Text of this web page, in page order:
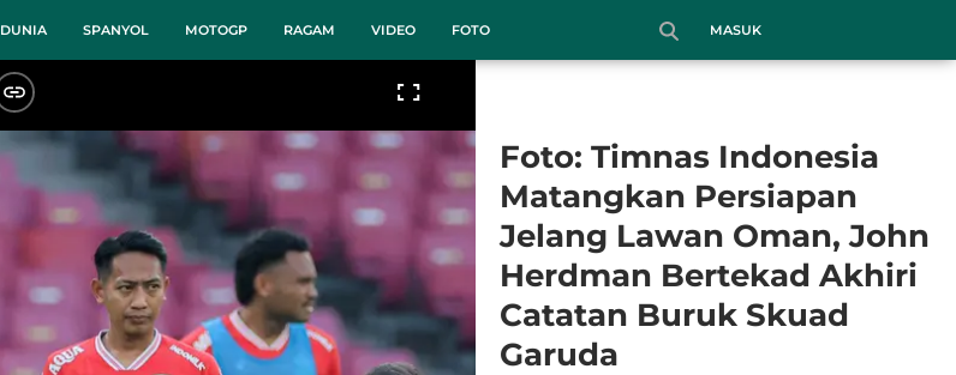
DUNIA SPANYOL MOTOGP RAGAM VIDEO FOTO MASUK
Foto: Timnas Indonesia
Matangkan Persiapan
Jelang Lawan Oman, John
Herdman Bertekad Akhiri
Catatan Buruk Skuad
Garuda